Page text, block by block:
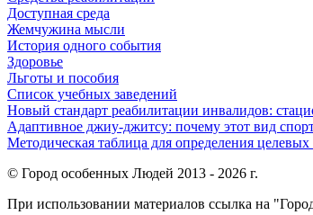
Доступная среда
Жемчужина мысли
История одного события
Здоровье
Льготы и пособия
Список учебных заведений
Новый стандарт реабилитации инвалидов:
Адаптивное джиу-джитсу: почему этот вид
Методическая таблица для определения
© Город особенных Людей 2013 - 2026 г.
При использовании материалов ссылка на